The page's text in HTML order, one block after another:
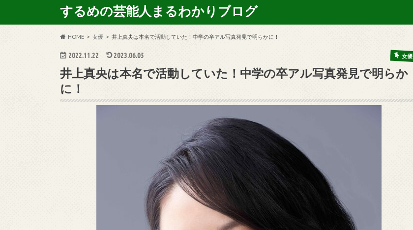
するめの芸能人まるわかりブログ
HOME 女優 井上真央は本名で活動していた！中学の卒アル写真発見で明らかに！
2022.11.22 2023.06.05 女優
井上真央は本名で活動していた！中学の卒アル写真発見で明らか
に！